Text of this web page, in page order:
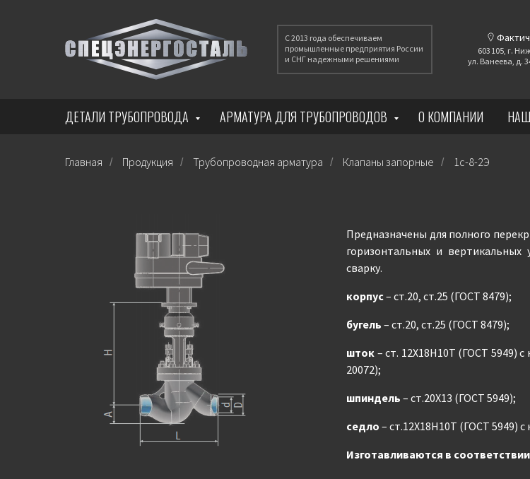
С 2013 года обеспечиваем
промышленные предприятия России
и СНГ надежными решениями
603 105, г.
ул. Ванеева, д.
ДЕТАЛИ ТРУБОПРОВОДА АРМАТУРА ДЛЯ ТРУБОПРОВОДОВ О КОМПАНИИ
Главная / Продукция / Трубопроводная арматура / Клапаны запорные / 1с-8-2Э
Предназначены для полного
горизонтальных и
сварку.
корпус– ст.20, ст.25 (ГОСТ 8479);
бугель – ст.20, ст.25 (ГОСТ 8479);
шток – ст. 12Х18Н10Т (ГОСТ 5949)
20072);
шпиндель – ст.20Х13 (ГОСТ 5949);
седло – ст.12Х18Н10Т (ГОСТ 5949)
Изготавливаются в соответствии